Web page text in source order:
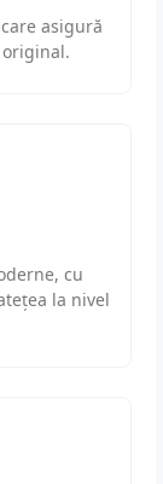
asigură
cu
la nivel